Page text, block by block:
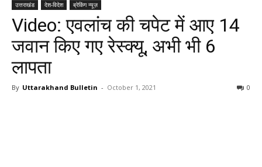
उत्तराखंड देश-विदेश ब्रेकिंग न्यूज़
Video: एवलांच की चपेट में आए 14
जवान किए गए रेस्क्यू, अभी भी 6
लापता
By Uttarakhand Bulletin - October 1, 2021 0